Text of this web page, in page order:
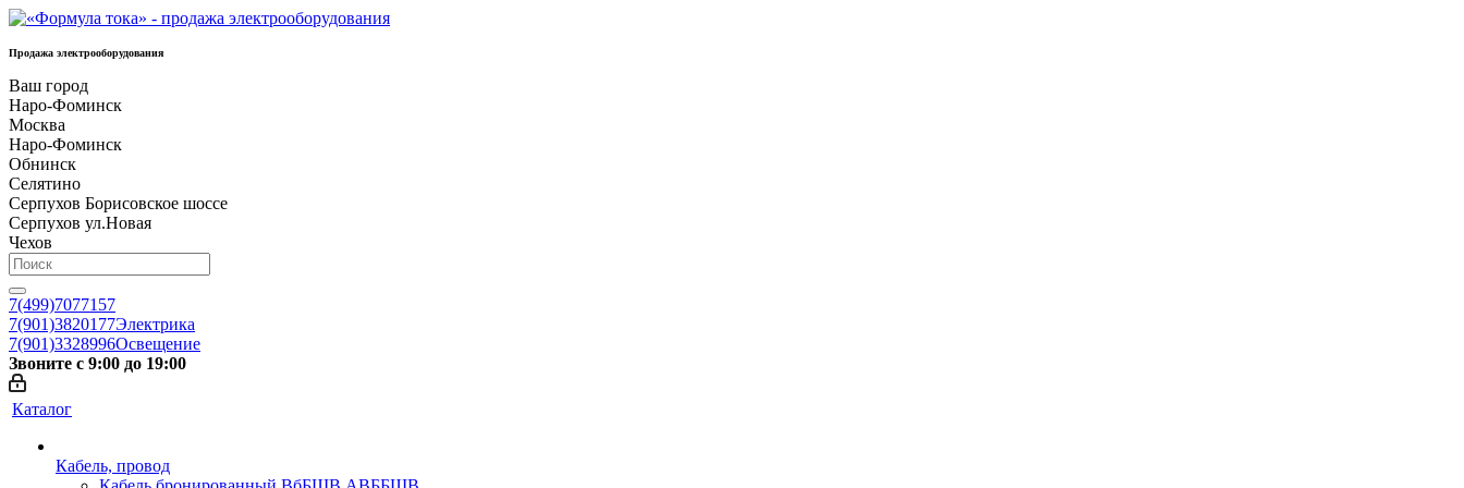
Продажа электрооборудования
Ваш город
Наро-Фоминск
Москва
Наро-Фоминск
Обнинск
Селятино
Серпухов Борисовское шоссе
Серпухов ул.Новая
Чехов
7(499)7077157
7(901)3820177Электрика
7(901)3328996Освещение
Звоните с 9:00 до 19:00
Каталог
Кабель, провод